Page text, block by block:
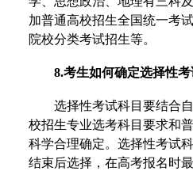
加普通高校招生全国统一考
院校分类考试招生等。
8.考生如何确定选择性考
选择性考试科目要结合
校招生专业选考科目要求和
科学合理确定。选择性考试
结束后选择，在高考报名时